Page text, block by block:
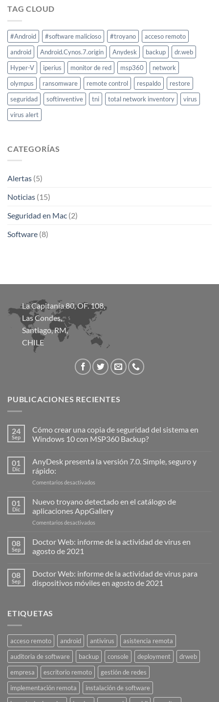
TAG CLOUD
#Android #software malicioso #troyano
acceso remoto
android
Android.Cynos.7.origin Anydesk backup
dr.web
Hyper-V
iperius monitor de red msp360
network
olympus
ransomware remote control respaldo
restore
seguridad
softinventive tni total network inventory
virus
virus alert
CATEGORÍAS
Alertas (5)
Noticias (15)
Seguridad en Mac (2)
Software (8)
La Capitanía 80, OF. 108,
Las Condes,
Santiago, RM,
CHILE
PUBLICACIONES RECIENTES
24
Sep
Cómo crear una copia de seguridad del sistema en
Windows 10 con MSP360 Backup?
01
Dic
AnyDesk presenta la versión 7.0. Simple, seguro y
rápido:
Comentarios desactivados
presenta
la
versión
seguro
01
Dic
Nuevo troyano detectado en el catálogo de
aplicaciones AppGallery
Comentarios desactivados
troyano
detectado
catálogo
aplicaciones
08
Sep
Doctor Web: informe de la actividad de virus en
agosto de 2021
08
Sep
Doctor Web: informe de la actividad de virus para
dispositivos móviles en agosto de 2021
ETIQUETAS
acceso remoto android antivirus
asistencia remota
auditoria de software
backup console deployment
drweb
empresa
escritorio remoto
gestión de redes
implementación remota
instalación de software